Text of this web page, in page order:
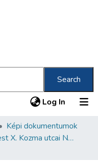
Search
Log In (current)
Képi dokumentumok
Budapest X. Kozma utcai Neológ Zsidó Temető